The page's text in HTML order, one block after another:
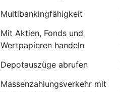
Multibankingfähigkeit
Mit Aktien, Fonds und
Wertpapieren handeln
Depotauszüge abrufen
Massenzahlungsverkehr mit